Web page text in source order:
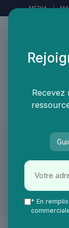
MÉDIA |
LE MÉDIA DES
Vie Ma
Recevez
* En
Panneau de